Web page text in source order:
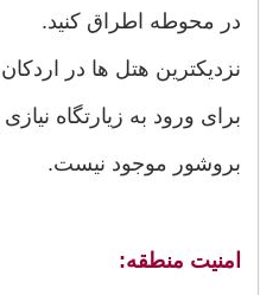
در محوطه اطراق کنید.
نزدیکترین هتل ها در
برای ورود به زیارتگاه
بروشور موجود نیست.
امنیت منطقه: